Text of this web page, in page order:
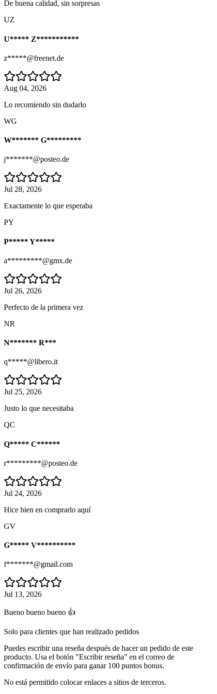
De buena calidad, sin sorpresas
UZ
U***** Z***********
z*****@freenet.de
Aug 04, 2026
Lo recomiendo sin dudarlo
WG
W******* G*********
j*******@posteo.de
Jul 28, 2026
Exactamente lo que esperaba
PY
P***** Y*****
a*********@gmx.de
Jul 26, 2026
Perfecto de la primera vez
NR
N******* R***
q*****@libero.it
Jul 25, 2026
Justo lo que necesitaba
QC
Q***** C******
r*********@posteo.de
Jul 24, 2026
Hice bien en comprarlo aquí
GV
G***** V**********
f*******@gmail.com
Jul 13, 2026
Bueno bueno bueno 👍
Solo para clientes que han realizado pedidos
Puedes escribir una reseña después de hacer un pedido de este
producto. Usa el botón "Escribir reseña" en el correo de
confirmación de envío para ganar 100 puntos bonus.
No está permitido colocar enlaces a sitios de terceros.